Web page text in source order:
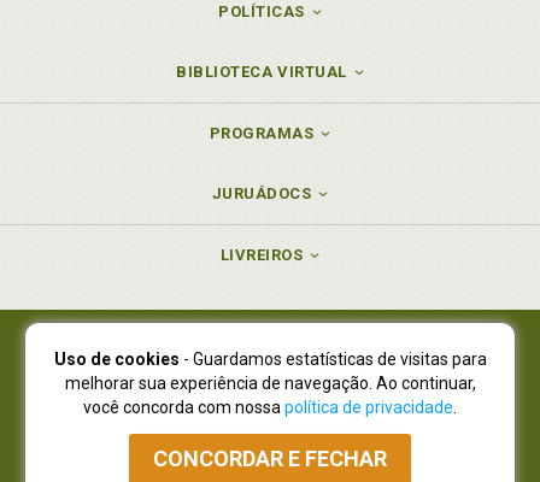
POLÍTICAS
BIBLIOTECA VIRTUAL
PROGRAMAS
JURUÁDOCS
LIVREIROS
Juruá Editora Ltda., CNPJ 77.535.508/0001-19
Juruá Informática Ltda., CNPJ 01.701.561/0001-80
NOVO ENDEREÇO:R. Flávio Dallegrave, 7665, São Lourenço |
Curitiba - Paraná - CEP 82210-310
Atendimento: (41) 4009-3900|Vendas Atacado: (41) 4009-3939
Uso de cookies - Guardamos estatísticas de visitas para
melhorar sua experiência de navegação. Ao continuar,
você concorda com nossa política de privacidade
CONCORDAR E FECHAR